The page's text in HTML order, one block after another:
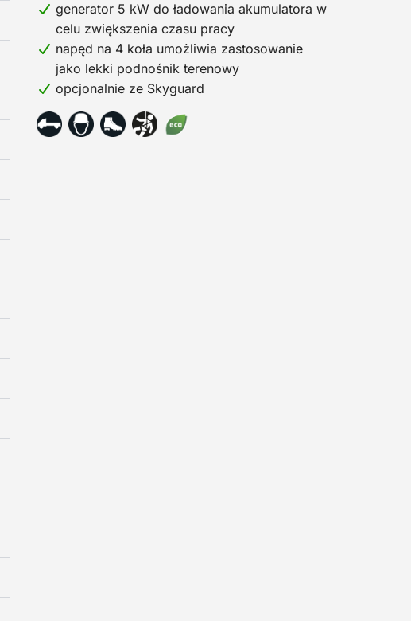
generator 5 kW do ładowania akumulatora w
celu zwiększenia czasu pracy
napęd na 4 koła umożliwia zastosowanie
jako lekki podnośnik terenowy
opcjonalnie ze Skyguard